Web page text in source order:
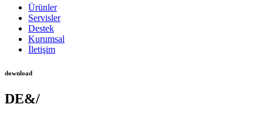
Ürünler
Servisler
Destek
Kurumsal
İletişim
download
DE&/